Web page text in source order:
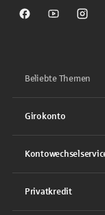
Sparkasse auf
Sparkasse
Beliebte Themen
Girokonto
Privatkredit